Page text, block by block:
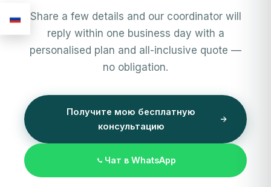
Share a few details and our coordinator will
reply within one business day with a
personalised plan and all-inclusive quote —
no obligation.
Получите мою бесплатную
консультацию
Чат в WhatsApp